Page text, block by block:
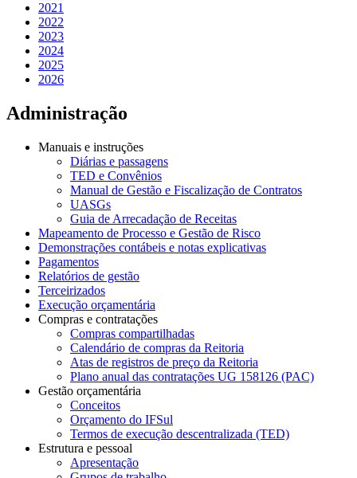
2021
2022
2023
2024
2025
2026
Administração
Manuais e instruções
Diárias e passagens
TED e Convênios
Manual de Gestão e Fiscalização de Contratos
UASGs
Guia de Arrecadação de Receitas
Mapeamento de Processo e Gestão de Risco
Demonstrações contábeis e notas explicativas
Pagamentos
Relatórios de gestão
Terceirizados
Execução orçamentária
Compras e contratações
Compras compartilhadas
Calendário de compras da Reitoria
Atas de registros de preço da Reitoria
Plano anual das contratações UG 158126 (PAC)
Gestão orçamentária
Conceitos
Orçamento do IFSul
Termos de execução descentralizada (TED)
Estrutura e pessoal
Apresentação